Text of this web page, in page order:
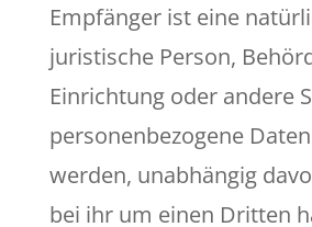
Empfänger ist eine
juristische Person,
Einrichtung oder andere
personenbezogene
werden, unabhängig
bei ihr um einen Dritten